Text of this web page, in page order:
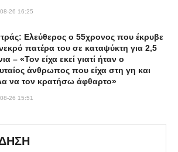
26 16:25
Ελεύθερος ο 55χρονος που έκρυβε
πατέρα του σε καταψύκτη για 2,5
– «Τον είχα εκεί γιατί ήταν ο
άνθρωπος που είχα στη γη και
να τον κρατήσω άφθαρτο»
26 15:51